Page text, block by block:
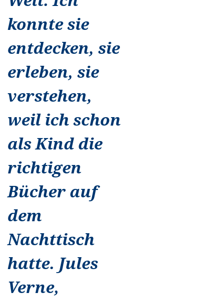
konnte sie
entdecken, sie
erleben, sie
verstehen,
weil ich schon
als Kind die
richtigen
Bücher auf
dem
Nachttisch
hatte. Jules
Verne,